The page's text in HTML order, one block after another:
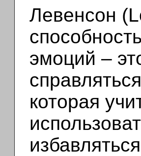
Левенсон
эмоций –
которая